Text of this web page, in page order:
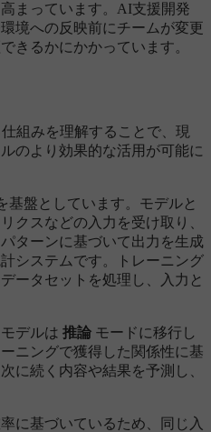
まっています。AI支援開発
境への反映前にチームが変更
きるかにかかっています。
組みを理解することで、現
のより効果的な活用が可能に
基盤としています。モデルと
クスなどの入力を受け取り、
ターンに基づいて出力を生成
システムです。トレーニング
ータセットを処理し、入力と
デルは 推論 モードに移行し
ニングで獲得した関係性に基
に続く内容や結果を予測し、
に基づいているため、同じ入